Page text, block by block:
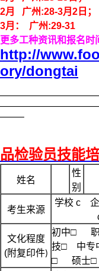
2月 广州:28-3月2 日；
3月： 广州:29-31
更多工种资讯和报名时
http://
ory/dongtai
——–
32
品检验员技能培
姓名
性
别
考生来源
学校 c
文化程度
(附复印件)
初中□
技□ 中专
□ 硕士□